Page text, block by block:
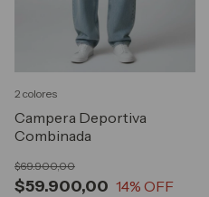
Campera Deportiva
Combinada
$59.900,00
$69.900,00
14% OFF
2 colores